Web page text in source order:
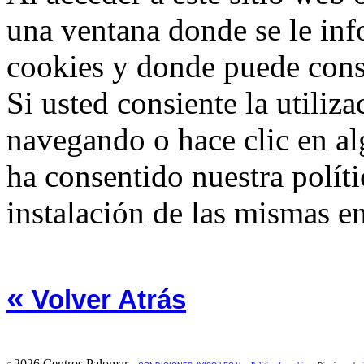
una ventana donde se le
cookies y donde puede
Si usted consiente la
navegando o hace clic en
ha consentido nuestra
instalación de las mismas
« Volver Atrás